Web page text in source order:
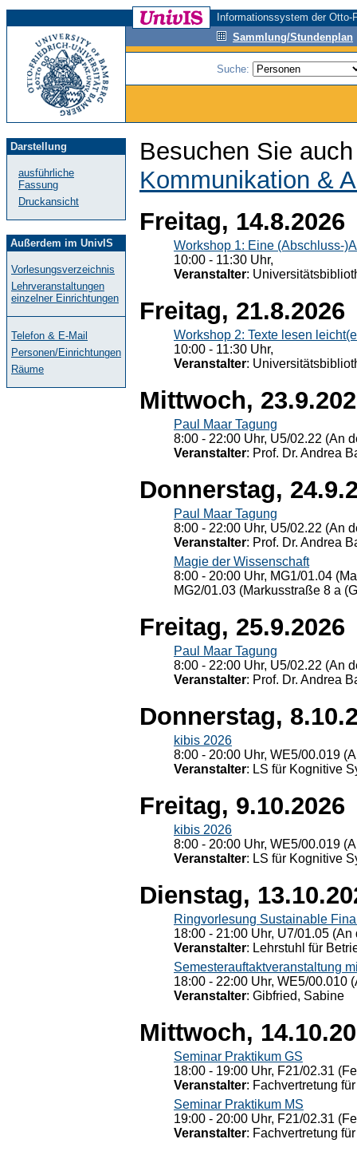
Informationssystem der
Sammlung/Stundenplan
Suche:
Darstellung
ausführliche
Fassung
Druckansicht
Außerdem im UnivIS
Vorlesungsverzeichnis
Lehrveranstaltungen
einzelner Einrichtungen
Telefon & E-Mail
Personen/Einrichtungen
Räume
Besuchen Sie
Kommunikation &
Freitag, 14.8.2026
Workshop 1: Eine (Abschluss-
10:00 - 11:30 Uhr,
Veranstalter:
Freitag, 21.8.2026
Workshop 2: Texte lesen
10:00 - 11:30 Uhr,
Veranstalter:
Mittwoch,
Paul Maar Tagung
8:00 - 22:00 Uhr, U5/02.22 (An
Veranstalter: Prof. Dr. Andrea
Donnerstag,
Paul Maar Tagung
8:00 - 22:00 Uhr, U5/02.22 (An
Veranstalter: Prof. Dr. Andrea
Magie der Wissenschaft
8:00 - 20:00 Uhr, MG1/01.04
MG2/01.03 (Markusstraße 8 a
Freitag, 25.9.2026
Paul Maar Tagung
8:00 - 22:00 Uhr, U5/02.22 (An
Veranstalter: Prof. Dr. Andrea
Donnerstag,
kibis 2026
8:00 - 20:00 Uhr, WE5/00.019
Veranstalter: LS für Kognitive
Freitag, 9.10.2026
kibis 2026
8:00 - 20:00 Uhr, WE5/00.019
Veranstalter: LS für Kognitive
Dienstag,
Ringvorlesung Sustainable
18:00 - 21:00 Uhr, U7/01.05
Veranstalter: Lehrstuhl für
Semesterauftaktveranstaltung
18:00 - 22:00 Uhr, WE5/00.010
Veranstalter: Gibfried, Sabine
Mittwoch,
Seminar Praktikum GS
18:00 - 19:00 Uhr, F21/02.31
Veranstalter: Fachvertretung
Seminar Praktikum MS
19:00 - 20:00 Uhr, F21/02.31
Veranstalter: Fachvertretung